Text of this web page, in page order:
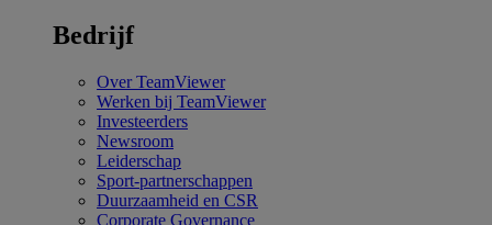
Bedrijf
Over TeamViewer
Werken bij TeamViewer
Investeerders
Newsroom
Leiderschap
Sport-partnerschappen
Duurzaamheid en CSR
Corporate Governance